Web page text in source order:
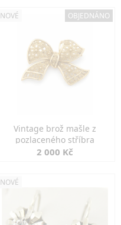
NOVÉ OBJEDNÁNO
Vintage brož mašle z
pozlaceného stříbra
2 000 Kč
NOVÉ